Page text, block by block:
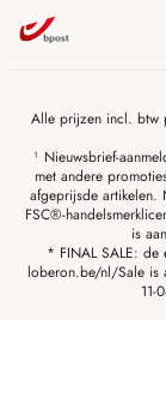
Alle prijzen incl. btw
¹ Nieuwsbrief-
met andere
afgeprijsde artikelen.
FSC®-
is
* FINAL SALE: de
loberon.be/nl/Sale is
11-